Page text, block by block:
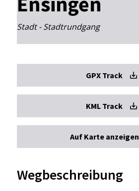
Stadt - Stadtrundgang
GPX Track
KML Track
Auf Karte anzeigen
Wegbeschreibung